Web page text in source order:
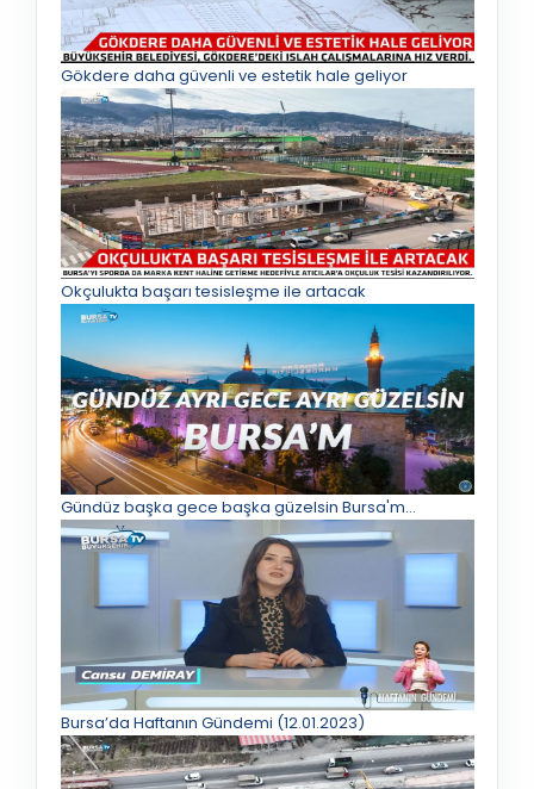
Gökdere daha güvenli ve estetik hale geliyor
Okçulukta başarı tesisleşme ile artacak
Gündüz başka gece başka güzelsin Bursa'm...
Bursa’da Haftanın Gündemi (12.01.2023)